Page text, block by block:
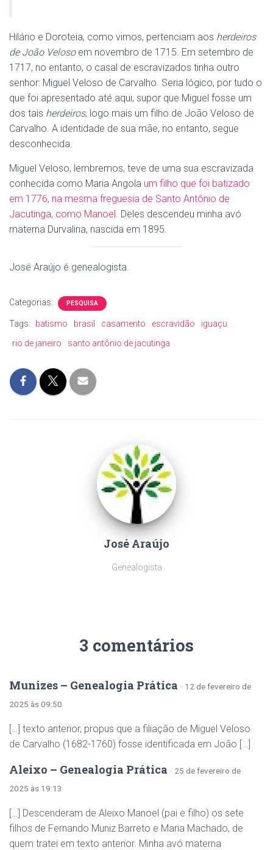
Hilário e Doroteia, como vimos, pertenciam aos herdeiros
de João Velosoem novembro de 1715. Em setembro de
1717, no entanto, o casal de escravizados tinha outro
senhor: Miguel Veloso de Carvalho. Seria lógico, por tudo o
que foi apresentado até aqui, supor que Miguel fosse um
dos tais herdeiros, logo mais um filho de João Veloso de
Carvalho. A identidade de sua mãe, no entanto, segue
desconhecida.
Miguel Veloso, lembremos, teve de uma sua escravizada
conhecida como Maria Angola um filho que foi batizado
em 1776, na mesma freguesia de Santo Antônio de
Jacutinga, como Manoel. Deles descendeu minha avó
materna Durvalina, nascida em 1895.
José Araújo é genealogista.
Categorias: PESQUISA
Tags: batismo brasil casamento escravidão
iguaçu
rio de janeiro
santo antônio de jacutinga
José Araújo
Genealogista
3 comentários
Munizes – Genealogia Prática · 12 de fevereiro de
2025 às 09:50
[…] texto anterior, propus que a filiação de Miguel Veloso
de Carvalho (1682-1760) fosse identificada em João […]
Aleixo – Genealogia Prática · 25 de fevereiro de
2025 às 19:13
[…] Descenderam de Aleixo Manoel (pai e filho) os sete
filhos de Fernando Muniz Barreto e Maria Machado, de
quem tratei em texto anterior. Minha avó materna